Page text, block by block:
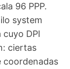
96 PPP.
system
DPI
ciertas
coordenadas